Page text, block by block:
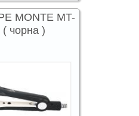
MONTE MT-
( чорна )